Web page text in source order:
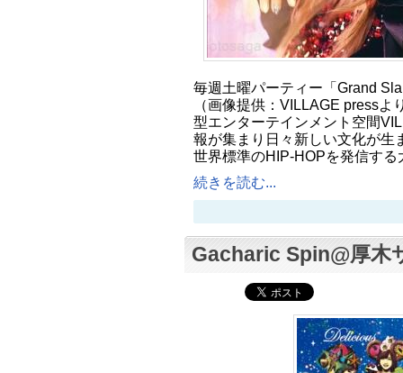
毎週土曜パーティー「Grand
（画像提供：VILLAGE press
型エンターテインメント空間
報が集まり日々新しい文化が生
世界標準のHIP-HOPを発信す
続きを読む...
Gacharic Spin@厚木